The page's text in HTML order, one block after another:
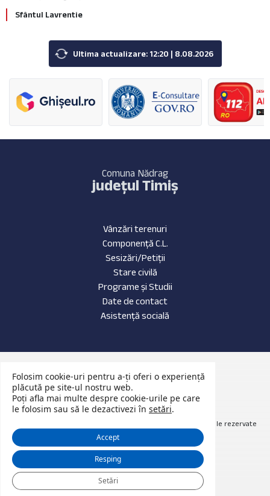
Sfântul Lavrentie
Ultima actualizare: 12:20 | 8.08.2026
Comuna Nădrag
județul Timiș
Vânzări terenuri
Componență C.L.
Sesizări/Petiții
Stare civilă
Programe și Studii
Date de contact
Asistență socială
Date de contact
Evenimente Recente
Anunțuri Publice
© 2026 Website primăria Nădrag județul Timiș. Toate drepturile rezervate
Folosim cookie-uri pentru a-ți oferi o experiență
plăcută pe site-ul nostru web.
Poți afla mai multe despre cookie-urile pe care
le folosim sau să le dezactivezi în setări.
Accept
Resping
Setări